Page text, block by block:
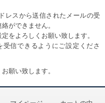
レスから送信されたメールの受
ができません。
をよろしくお願い致します。
受信できるようにご設定くださ
願い致します。